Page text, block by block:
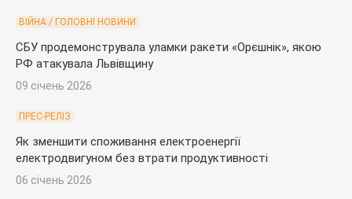
ВІЙНА / ГОЛОВНІ НОВИНИ
СБУ продемонструвала уламки ракети «Орєшнік», якою
РФ атакувала Львівщину
09 січень 2026
ПРЕС-РЕЛІЗ
Як зменшити споживання електроенергії
електродвигуном без втрати продуктивності
06 січень 2026